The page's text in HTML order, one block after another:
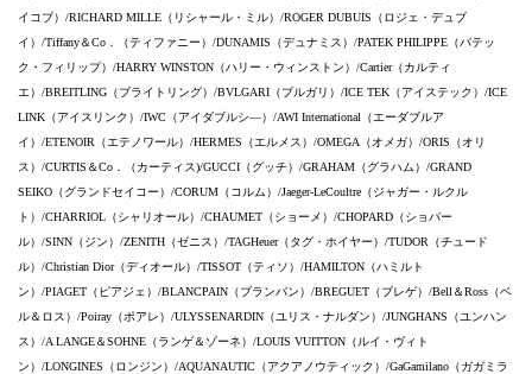
イコブ）/RICHARD MILLE（リシャール・ミル）/ROGER DUBUIS（ロジェ・デュブ
イ）/Tiffany＆Co．（ティファニー）/DUNAMIS（デュナミス）/PATEK PHILIPPE（パテッ
ク・フィリップ）/HARRY WINSTON（ハリー・ウィンストン）/Cartier（カルティ
エ）/BREITLING（ブライトリング）/BVLGARI（ブルガリ）/ICE TEK（アイステック）/ICE
LINK（アイスリンク）/IWC（アイダブルシ―）/AWI International（エーダブルア
イ）/ETENOIR（エテノワール）/HERMES（エルメス）/OMEGA（オメガ）/ORIS（オリ
ス）/CURTIS＆Co．（カーティス)/GUCCI（グッチ）/GRAHAM（グラハム）/GRAND
SEIKO（グランドセイコー）/CORUM（コルム）/Jaeger-LeCoultre（ジャガー・ルクル
ト）/CHARRIOL（シャリオール）/CHAUMET（ショーメ）/CHOPARD（ショパー
ル）/SINN（ジン）/ZENITH（ゼニス）/TAGHeuer（タグ・ホイヤー）/TUDOR（チュード
ル）/Christian Dior（ディオール）/TISSOT（ティソ）/HAMILTON（ハミルト
ン）/PIAGET（ピアジェ）/BLANCPAIN（ブランパン）/BREGUET（ブレゲ）/Bell＆Ross（ベ
ル＆ロス）/Poiray（ポアレ）/ULYSSENARDIN（ユリス・ナルダン）/JUNGHANS（ユンハン
ス）/A LANGE＆SOHNE（ランゲ＆ゾーネ）/LOUIS VUITTON（ルイ・ヴィト
ン）/LONGINES（ロンジン）/AQUANAUTIC（アクアノウティック）/GaGamilano（ガガミラ